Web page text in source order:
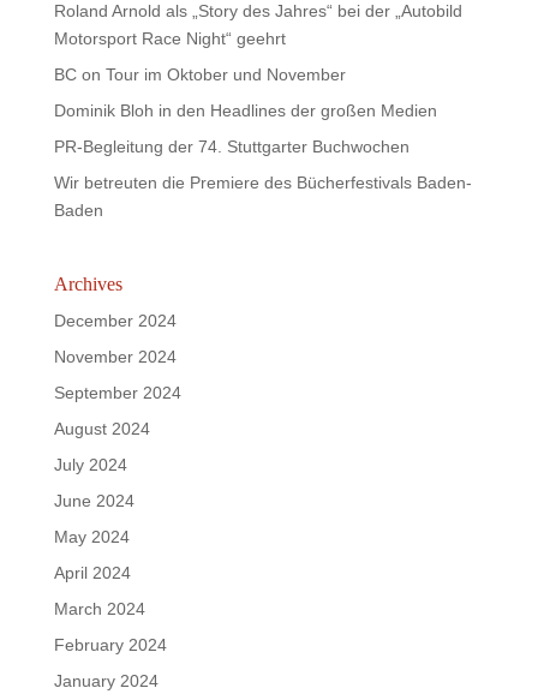
Roland Arnold als „Story des Jahres“ bei der „Autobild
Motorsport Race Night“ geehrt
BC on Tour im Oktober und November
Dominik Bloh in den Headlines der großen Medien
PR-Begleitung der 74. Stuttgarter Buchwochen
Wir betreuten die Premiere des Bücherfestivals Baden-
Baden
Archives
December 2024
November 2024
September 2024
August 2024
July 2024
June 2024
May 2024
April 2024
March 2024
February 2024
January 2024